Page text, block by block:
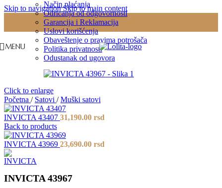
Skip to navigationSkip to main content
Način plaćanja
Odricanja od odgovornosti
Garancija i Reklamacija
Uslovi korišćenja
Obaveštenje o pravima potrošača
Politika privatnosti
Odustanak od ugovora
MENU
Click to enlarge
Početna / Satovi / Muški satovi
INVICTA 43407 31,190.00 rsd
Back to products
INVICTA 43969 23,690.00 rsd
INVICTA 43967